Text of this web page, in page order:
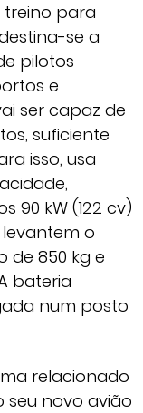
para
se a
pilotos
e
ser capaz de
suficiente
isso, usa
90 kW (122 cv)
o
de 850 kg e
bateria
num posto
relacionado
novo avião